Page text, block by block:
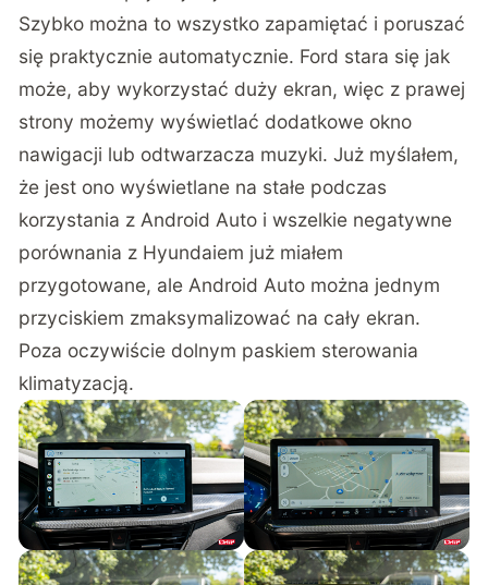
Szybko można to wszystko zapamiętać i poruszać
się praktycznie automatycznie. Ford stara się jak
może, aby wykorzystać duży ekran, więc z prawej
strony możemy wyświetlać dodatkowe okno
nawigacji lub odtwarzacza muzyki. Już myślałem,
że jest ono wyświetlane na stałe podczas
korzystania z Android Auto i wszelkie negatywne
porównania z Hyundaiem już miałem
przygotowane, ale Android Auto można jednym
przyciskiem zmaksymalizować na cały ekran.
Poza oczywiście dolnym paskiem sterowania
klimatyzacją.